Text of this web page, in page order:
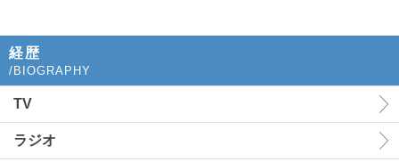
経歴
/BIOGRAPHY
TV
ラジオ